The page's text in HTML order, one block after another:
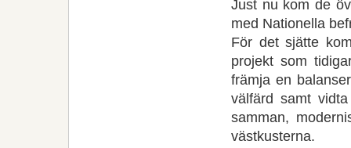
Just nu kom de
med Nationella
För det sjätte
projekt som
främja en
välfärd samt
samman,
västkusterna.